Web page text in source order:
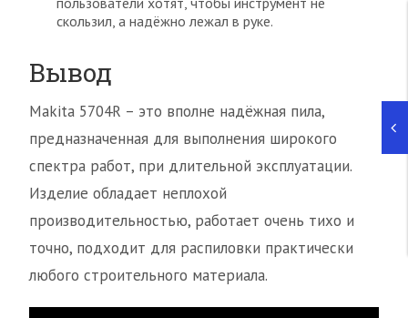
скользил, а надёжно лежал в руке.
Вывод
Makita 5704R – это вполне надёжная пила,
предназначенная для выполнения широкого
спектра работ, при длительной эксплуатации.
Изделие обладает неплохой
производительностью, работает очень тихо и
точно, подходит для распиловки практически
любого строительного материала.